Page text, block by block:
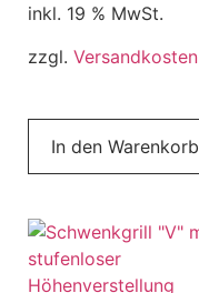
inkl. 19 % MwSt.
zzgl. Versandkosten
In den Warenkorb